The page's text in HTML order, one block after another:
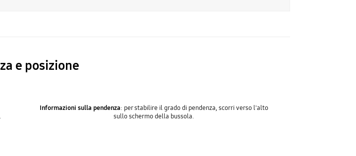
e posizione
Informazioni sulla pendenza: per stabilire il grado di pendenza, scorri verso l'alto
sullo schermo della bussola.